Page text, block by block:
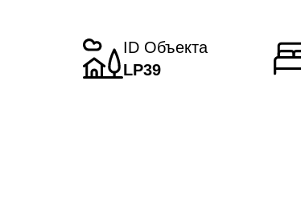
ID Объекта
LP39